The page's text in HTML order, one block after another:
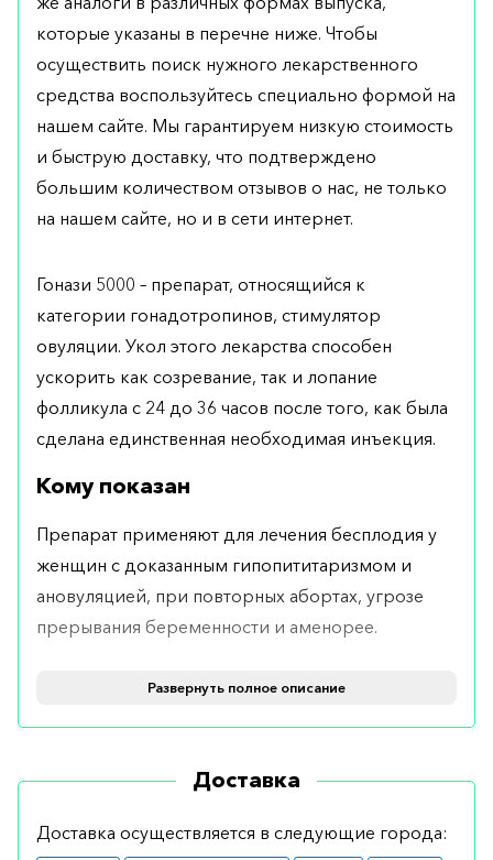
которые указаны в перечне ниже. Чтобы
осуществить поиск нужного лекарственного
средства воспользуйтесь специально формой на
нашем сайте. Мы гарантируем низкую стоимость
и быструю доставку, что подтверждено
большим количеством отзывов о нас, не только
на нашем сайте, но и в сети интернет.
Гонази 5000 – препарат, относящийся к
категории гонадотропинов, стимулятор
овуляции. Укол этого лекарства способен
ускорить как созревание, так и лопание
фолликула с 24 до 36 часов после того, как была
сделана единственная необходимая инъекция.
Кому показан
Препарат применяют для лечения бесплодия у
женщин с доказанным гипопититаризмом и
ановуляцией, при повторных абортах, угрозе
прерывания беременности и аменорее.
эффективность этого препарата при лечении
Развернуть полное описание
Доставка
Доставка осуществляется в следующие города: